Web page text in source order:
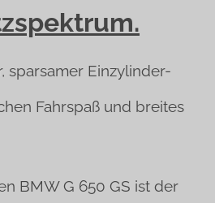
sparsamer Einzylinder-
Fahrspaß und breites
BMW G 650 GS ist der